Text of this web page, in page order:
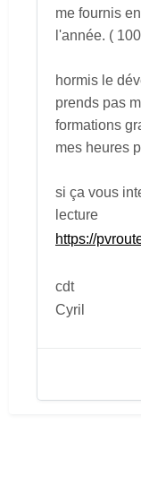
me fournis
l'année. (
hormis le
prends pas
formations
mes heures
si ça vous
lecture
https://
cdt
Cyril